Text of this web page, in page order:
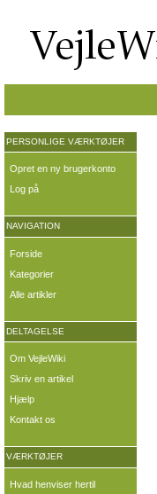
PERSONLIGE VÆRKTØJER
Opret en ny brugerkonto
Log på
NAVIGATION
Forside
Kategorier
Alle artikler
DELTAGELSE
Om VejleWiki
Skriv en artikel
Hjælp
Kontakt os
VÆRKTØJER
Hvad henviser hertil